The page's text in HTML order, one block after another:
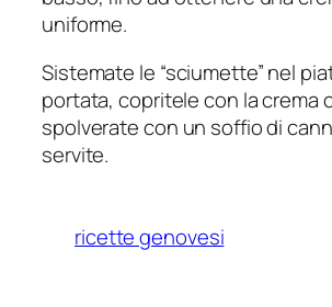
uniforme.
Sistemate le “sciumette” nel
portata, copritele con la crema
spolverate con un soffio di
servite.
ricette genovesi